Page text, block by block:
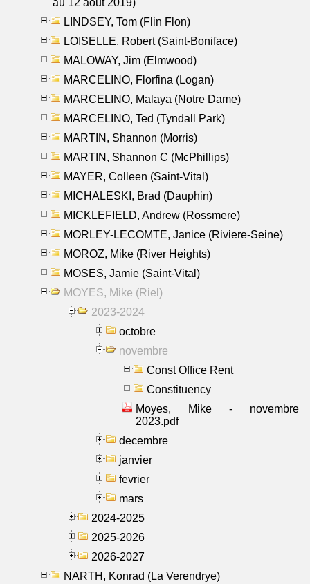
LINDSEY, Tom (Flin Flon)
LOISELLE, Robert (Saint-Boniface)
MALOWAY, Jim (Elmwood)
MARCELINO, Florfina (Logan)
MARCELINO, Malaya (Notre Dame)
MARCELINO, Ted (Tyndall Park)
MARTIN, Shannon (Morris)
MARTIN, Shannon C (McPhillips)
MAYER, Colleen (Saint-Vital)
MICHALESKI, Brad (Dauphin)
MICKLEFIELD, Andrew (Rossmere)
MORLEY-LECOMTE, Janice (Riviere-Seine)
MOROZ, Mike (River Heights)
MOSES, Jamie (Saint-Vital)
MOYES, Mike (Riel)
2023-2024
octobre
novembre
Const Office Rent
Constituency
Moyes, Mike - novembre
2023.pdf
decembre
janvier
fevrier
mars
2024-2025
2025-2026
2026-2027
NARTH, Konrad (La Verendrye)